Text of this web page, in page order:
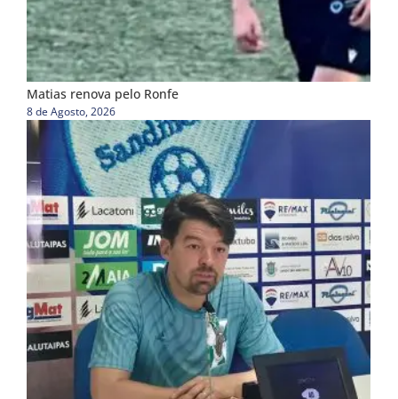
Matias renova pelo Ronfe
8 de Agosto, 2026